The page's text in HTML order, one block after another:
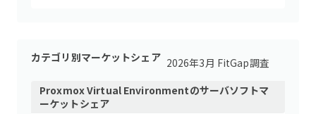
カテゴリ別マーケットシェア 2026年3月 FitGap調査
Proxmox Virtual Environmentのサーバソフトマ
ーケットシェア